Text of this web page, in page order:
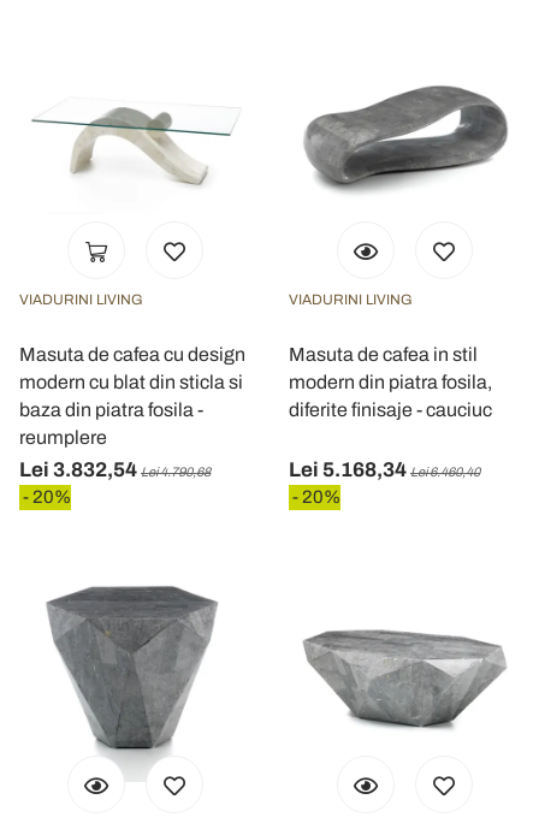
VIADURINI LIVING
Masuta de cafea cu design
modern cu blat din sticla si
baza din piatra fosila -
reumplere
Lei 3.832,54 Lei 4.790,68
- 20%
VIADURINI LIVING
Masuta de cafea in stil
modern din piatra fosila,
diferite finisaje - cauciuc
Lei 5.168,34 Lei 6.460,40
- 20%